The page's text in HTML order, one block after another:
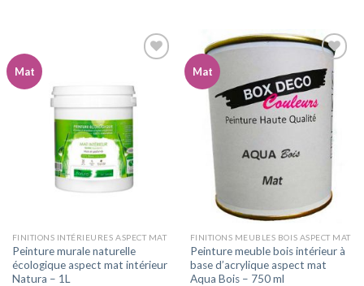
Mat
Ajouter
wishlist
FINITIONS INTÉRIEURES ASPECT MAT
Peinture murale naturelle
écologique aspect mat intérieur
Natura – 1L
Mat
Ajouter
à la
wishlist
FINITIONS MEUBLES BOIS ASPECT MAT
Peinture meuble bois intérieur à
base d’acrylique aspect mat
Aqua Bois – 750 ml